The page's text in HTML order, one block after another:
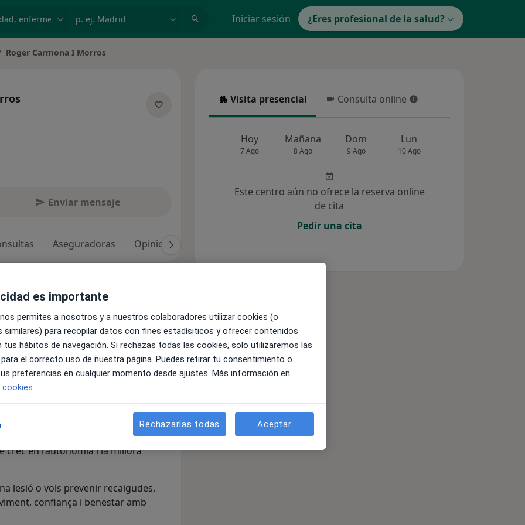
Iniciar sesión ¿Eres profesional de la salud?
de ciudad
Roger Carmona I Morros
Enviar mensaje
Aseguradoras Opiniones (28)
Musculo-Esquelètica,
També sócreadaptadorfisico-
de Badalona (ACB).He aprofundit la
enfocament reconegut
clínicamb tècniques de teràpia
mitjançant la
el retorn a l’activitat física,
i objectius reals de la persona.
punts gallet miofascials, i dono un
crec en l’autonomia i la millora
lesió o vols prevenir recaigudes,
confiança i benestar amb
Visita presencial
Visita presencial Consulta online
Consulta online
Hoy
7 Ago
Mañana
8 Ago
Dom
9 Ago
Lun
10 Ago
Este centro aún no ofrece la reserva online
de cita
Pedir una cita
es importante
permites a nosotros y a nuestros colaboradores utilizar cookies (o
similares) para recopilar datos con fines estadísiticos y ofrecer contenidos
tus hábitos de navegación. Si rechazas todas las cookies, solo utilizaremos las
el correcto uso de nuestra página. Puedes retirar tu consentimiento o
preferencias en cualquier momento desde ajustes. Más información en
Rechazarlas todas Aceptar